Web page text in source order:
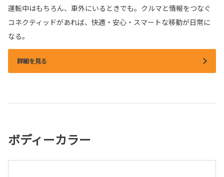
運転中はもちろん、車外にいるときでも。クルマと情報をつなぐ
コネクティッドがあれば、快適・安心・スマートな移動が日常に
なる。
詳細を見る
ボディーカラー